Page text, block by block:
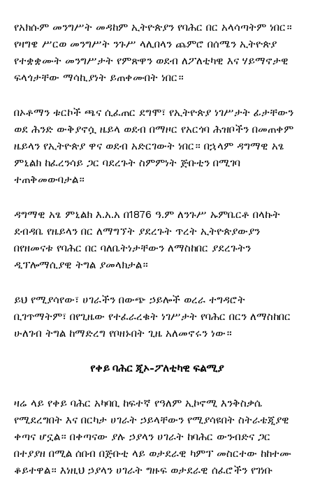
የአክሱም መንግሥት መዳከም ኢትዮጵያን የባሕር በር አላሳጣትም ነበር።
የዛግዌ ሥርወ መንግሥት ንጉሥ ላሊበላን ጨምሮ በሰሜን ኢትዮጵያ
የተቋቋሙት መንግሥታት የምጽዋን ወደብ ለፖለቲካዊ እና ሃይማኖታዊ
ፍላጎታቸው ማሳኪያነት ይጠቀሙበት ነበር።
በኦቶማን ቱርኮች ጫና ሲፈጠር ደግሞ፣ የኢትዮጵያ ነገሥታት ፊታቸውን
ወደ ሕንድ ውቅያኖሷ ዜይላ ወደብ በማዞር የአርጎባ ሕዝቦችን በመጠቀም
ዜይላን የኢትዮጵያ ዋና ወደብ አድርገውት ነበር። በኋላም ዳግማዊ አፄ
ምኒልክ ከፈረንሳይ ጋር ባደረጉት ስምምነት ጅቡቲን በሚገባ
ተጠቅመውባታል።
ዳግማዊ አፄ ምኒልክ እ.አ.አ በ1876 ዓ.ም ለንጉሥ ኡምቤርቶ በላኩት
ደብዳቤ የዜይላን በር ለማግኘት ያደረጉት ጥረት ኢትዮጵያውያን
በየዘመናቱ የባሕር በር ባለቤትነታቸውን ለማስከበር ያደረጉትን
ዲፕሎማሲያዊ ትግል ያመላክታል።
ይህ የሚያሳየው፣ ሀገራችን በውጭ ኃይሎች ወረራ ተግዳሮት
ቢገጥማትም፣ በየጊዜው የተፈራረቁት ነገሥታት የባሕር በርን ለማስከበር
ሁለገብ ትግል ከማድረግ የቦዘኑበት ጊዜ አለመኖሩን ነው።
የቀይ ባሕር ጂኦ-ፖለቲካዊ ፍልሚያ
ዛሬ ላይ የቀይ ባሕር አካባቢ ከፍተኛ የዓለም ኢኮኖሚ እንቅስቃሴ
የሚደረግበት እና በርካታ ሀገራት ኃይላቸውን የሚያሳዩበት ስትራቴጂያዊ
ቀጣና ሆኗል። በቀጣናው ያሉ ኃያላን ሀገራት ከባሕር ውንብድና ጋር
በተያያዘ በሚል ሰበብ በጅቡቲ ላይ ወታደራዊ ካምፕ መስርተው ከከተሙ
ቆይተዋል። እነዚህ ኃያላን ሀገራት ግዙፍ ወታደራዊ ሰፈሮችን የገነቡ